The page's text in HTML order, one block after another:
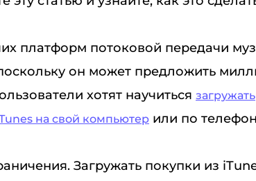
платформ потоковой передачи
он может предложить
хотят научиться загружать
на свой компьютер или по
Загружать покупки из